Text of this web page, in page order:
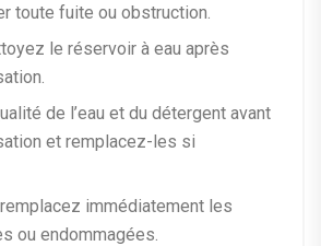
toute fuite ou obstruction.
le réservoir à eau après
de l’eau et du détergent avant
et remplacez-les si
immédiatement les
ou endommagées.